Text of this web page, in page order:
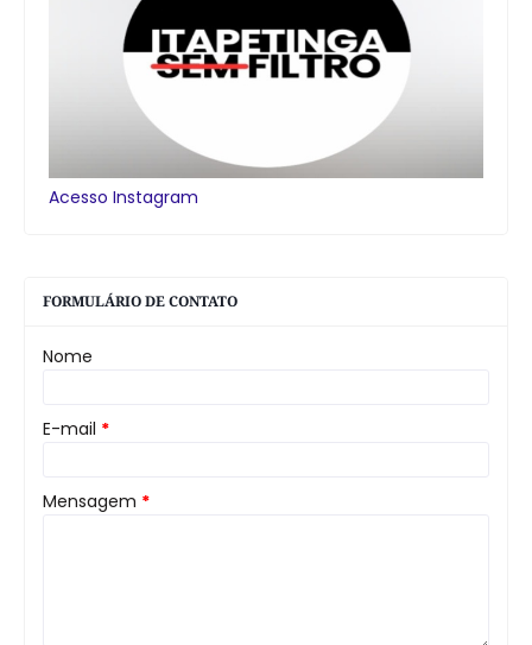
Acesso Instagram
FORMULÁRIO DE CONTATO
Nome
E-mail *
Mensagem *